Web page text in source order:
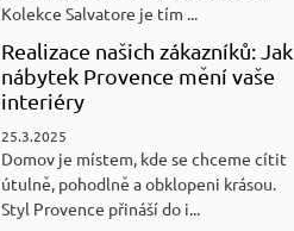
Kolekce Salvatore je tím ...
Realizace našich zákazníků: Jak
nábytek Provence mění vaše
interiéry
25.3.2025
Domov je místem, kde se chceme cítit
útulně, pohodlně a obklopeni krásou.
Styl Provence přináší do i...